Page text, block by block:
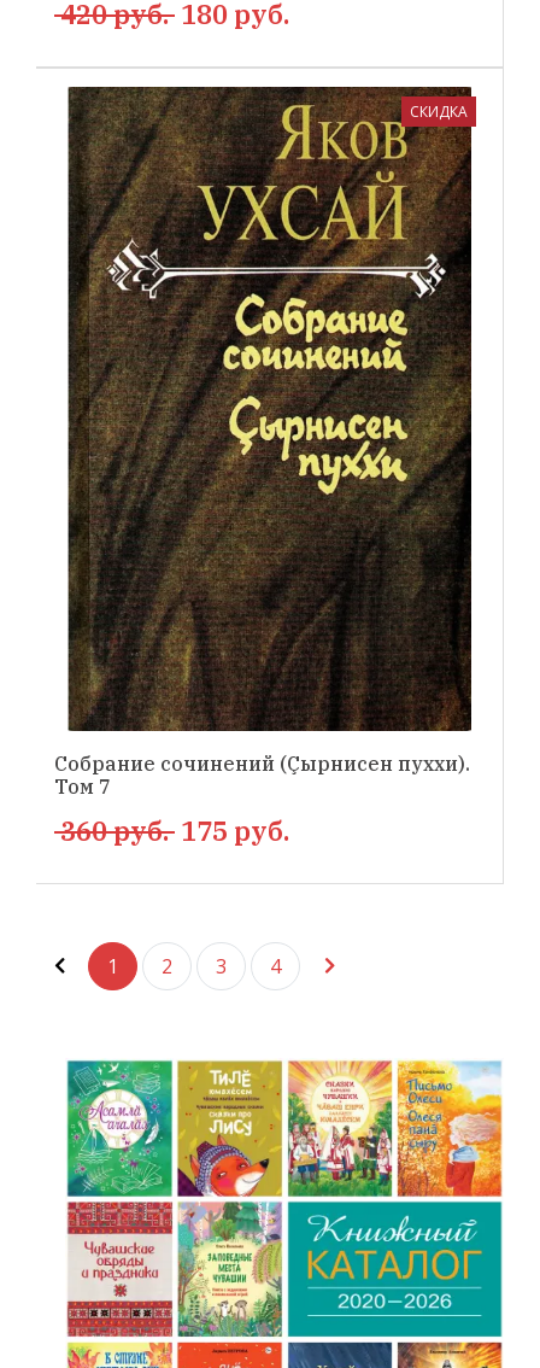
420 руб. 180 руб.
Собрание сочинений (Çырнисен пуххи).
Том 7
СКИДКА
360 руб. 175 руб.
1 2 3 4